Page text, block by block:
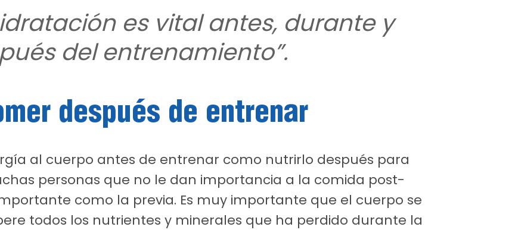
es vital antes, durante y
del entrenamiento”.
después de entrenar
al cuerpo antes de entrenar como nutrirlo después para
personas que no le dan importancia a la comida post-
como la previa. Es muy importante que el cuerpo se
todos los nutrientes y minerales que ha perdido durante la